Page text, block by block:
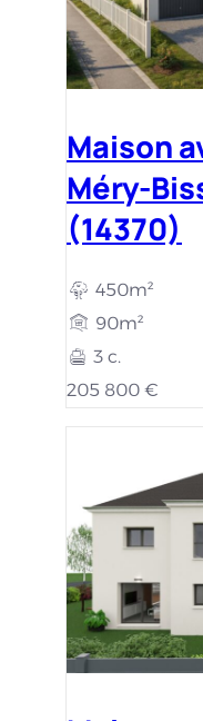
Maison
Méry-
(14370)
450m²
90m²
3 c.
205 800 €